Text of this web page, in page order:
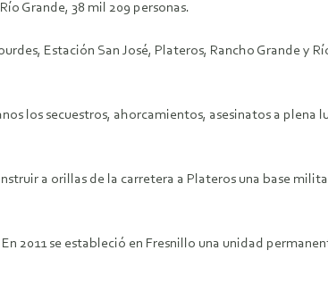
Grande, 38 mil 209 personas.
Estación San José, Plateros, Rancho Grande y
los secuestros, ahorcamientos, asesinatos a plena
a orillas de la carretera a Plateros una base
2011 se estableció en Fresnillo una unidad